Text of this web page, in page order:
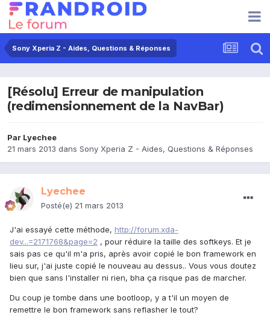
Sony Xperia Z - Aides, Questions & Réponses
[Résolu] Erreur de manipulation
(redimensionnement de la NavBar)
Par Lyechee
21 mars 2013 dans Sony Xperia Z - Aides, Questions & Réponses
Lyechee
Posté(e) 21 mars 2013
J'ai essayé cette méthode, http://forum.xda-
dev...=2171768&page=2 , pour réduire la taille des softkeys. Et je
sais pas ce qu'il m'a pris, après avoir copié le bon framework en
lieu sur, j'ai juste copié le nouveau au dessus.. Vous vous doutez
bien que sans l'installer ni rien, bha ça risque pas de marcher.
Du coup je tombe dans une bootloop, y a t'il un moyen de
remettre le bon framework sans reflasher le tout?